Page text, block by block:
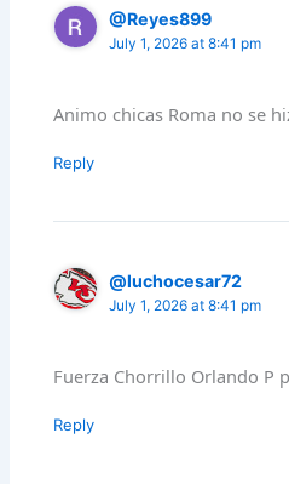
@Reyes899
July 1, 2026 at 8:41 pm
Animo chicas Roma no se
Reply
@luchocesar72
July 1, 2026 at 8:41 pm
Fuerza Chorrillo Orlando P
Reply